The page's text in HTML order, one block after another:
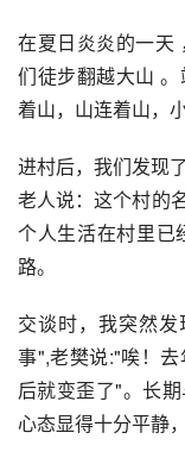
在夏日炎炎的一天
们徒步翻越大山
着山，山连着山，
进村后，我们发现
老人说：这个村的
个人生活在村里已
路。
交谈时，我突然
事",老樊说:"唉！
后就变歪了"。长
心态显得十分平静